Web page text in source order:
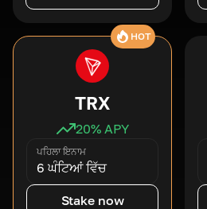
HOT
TRX
20% APY
ਪਹਿਲਾ ਇਨਾਮ
6 ਘੰਟਿਆਂ ਵਿੱਚ
Stake now